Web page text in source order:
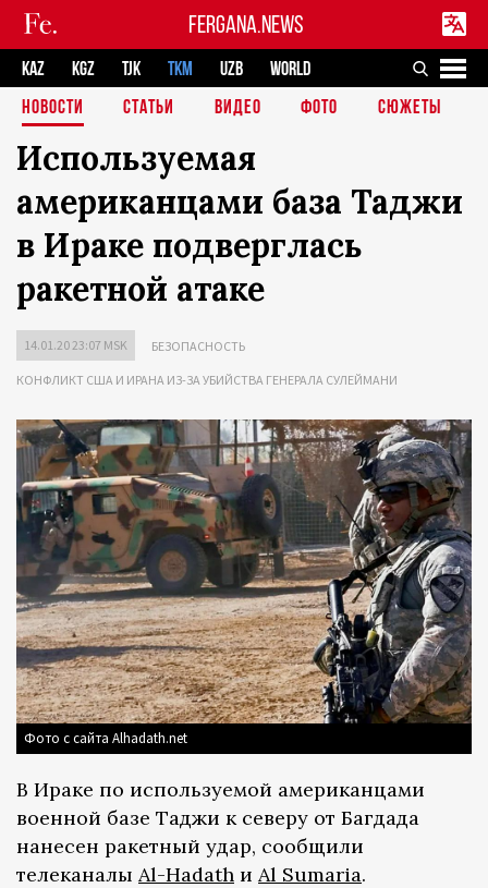
FERGANA.NEWS
KAZ KGZ TJK TKM UZB
WORLD
НОВОСТИ
СТАТЬИ ВИДЕО ФОТО СЮЖЕТЫ
Используемая
американцами база Таджи
в Ираке подверглась
ракетной атаке
14.01.20 23:07 MSK БЕЗОПАСНОСТЬ
КОНФЛИКТ США И ИРАНА ИЗ-ЗА УБИЙСТВА ГЕНЕРАЛА СУЛЕЙМАНИ
Фото с сайта Alhadath.net
В Ираке по используемой американцами
военной базе Таджи к северу от Багдада
нанесен ракетный удар, сообщили
телеканалы Al-Hadath и Al Sumaria.